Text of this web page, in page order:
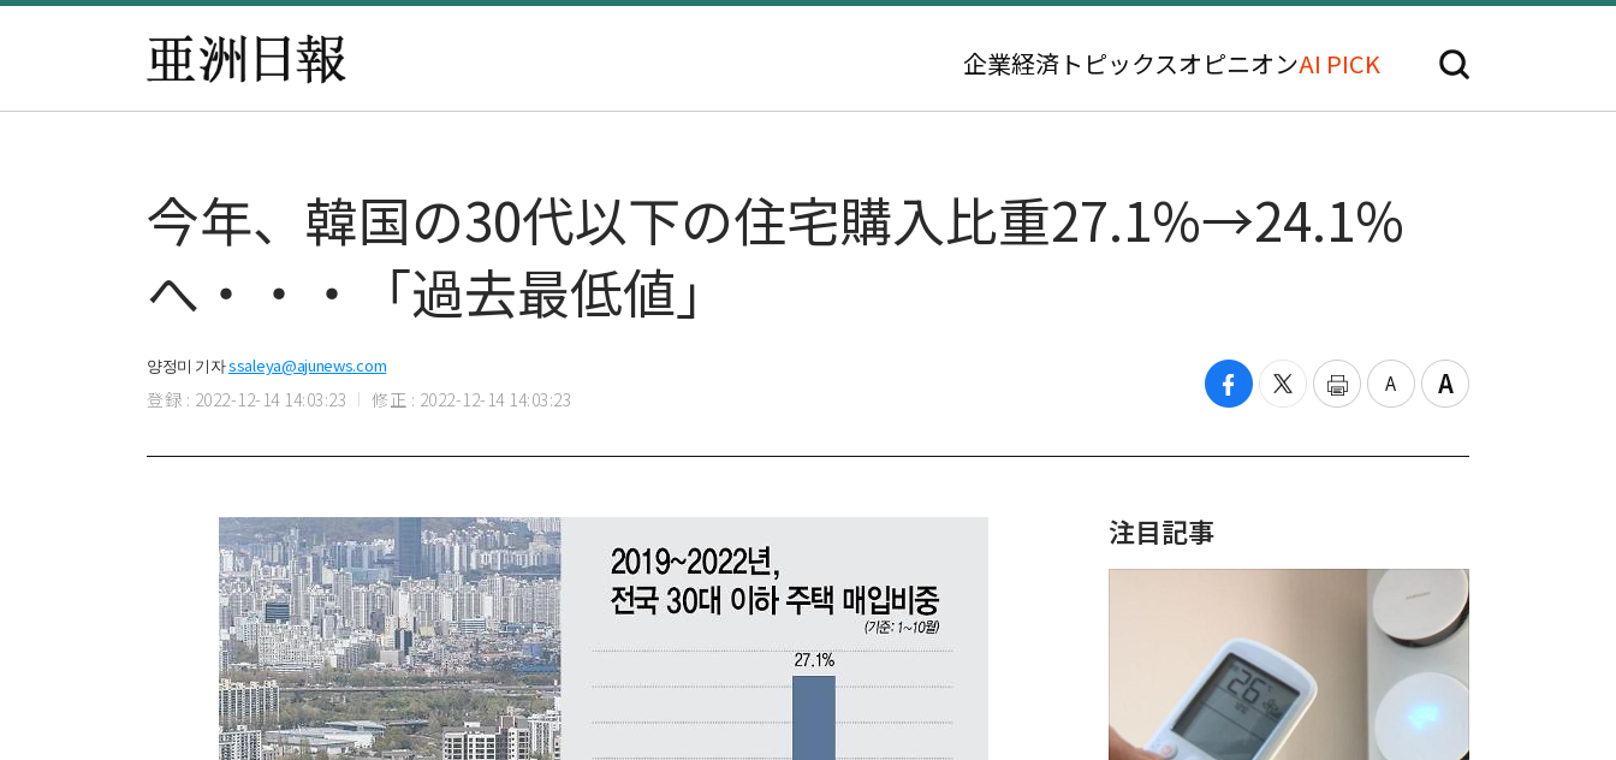
企業経済 トピックスオピニオンAI PICK
今年、韓国の30代以下の住宅購入比重27.1%→24.1%
へ・・・「過去最低値」
양정미 기자ssaleya@ajunews.com
登録 : 2022-12-14 14:03:23 修正 : 2022-12-14 14:03:23
注目記事